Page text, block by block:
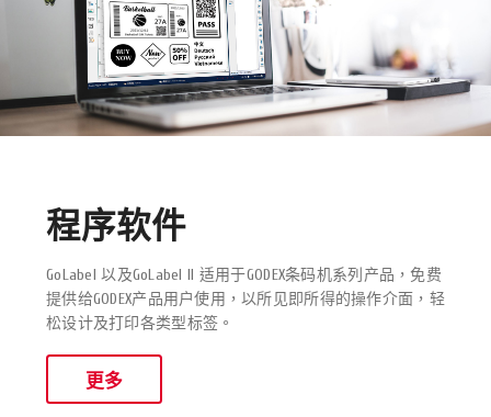
程序软件
GoLabel 以及GoLabel II 适用于GODEX条码机系列产品，免费
提供给GODEX产品用户使用，以所见即所得的操作介面，轻
松设计及打印各类型标签。
更多